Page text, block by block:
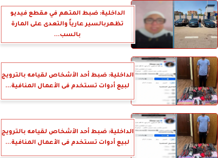
الداخلية: ضبط المتهم في مقطع فيديو
تظهربالسير عارياً والتعدى على المارة
بالسب...
الداخلية: ضبط أحد الأشخاص لقيامه بالترويج
لبيع أدوات تستخدم فى الأعمال المنافية...
الداخلية: ضبط أحد الأشخاص لقيامه بالترويج
لبيع أدوات تستخدم فى الأعمال المنافية...